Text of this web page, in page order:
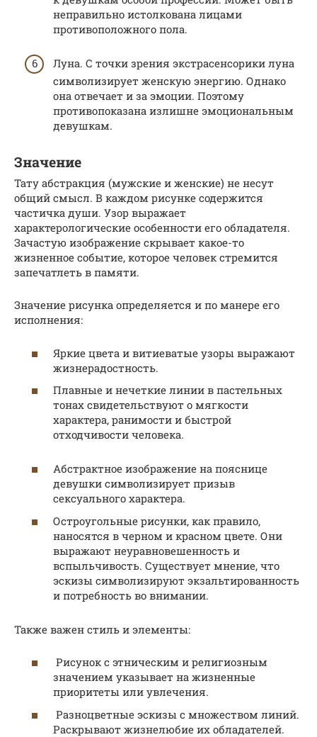
неправильно истолкована лицами
противоположного пола.
Луна. С точки зрения экстрасенсорики луна
символизирует женскую энергию. Однако
она отвечает и за эмоции. Поэтому
противопоказана излишне эмоциональным
девушкам.
Значение
Тату абстракция (мужские и женские) не несут
общий смысл. В каждом рисунке содержится
частичка души. Узор выражает
характерологические особенности его обладателя.
Зачастую изображение скрывает какое-то
жизненное событие, которое человек стремится
запечатлеть в памяти.
Значение рисунка определяется и по манере его
исполнения:
Яркие цвета и витиеватые узоры выражают
жизнерадостность.
Плавные и нечеткие линии в пастельных
тонах свидетельствуют о мягкости
характера, ранимости и быстрой
отходчивости человека.
Абстрактное изображение на пояснице
девушки символизирует призыв
сексуального характера.
Остроугольные рисунки, как правило,
наносятся в черном и красном цвете. Они
выражают неуравновешенность и
вспыльчивость. Существует мнение, что
эскизы символизируют экзальтированность
и потребность во внимании.
Также важен стиль и элементы:
Рисунок с этническим и религиозным
значением указывает на жизненные
приоритеты или увлечения.
Разноцветные эскизы с множеством линий.
Раскрывают жизнелюбие их обладателей.